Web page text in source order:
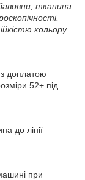
тканина
кольору.
доплатою
52+ під
до лінії
при